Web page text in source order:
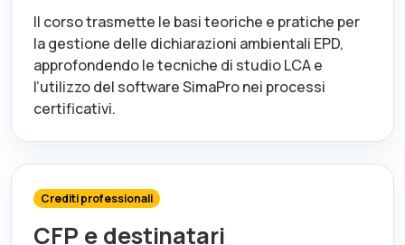
Il corso trasmette le basi teoriche e pratiche per
la gestione delle dichiarazioni ambientali EPD,
approfondendo le tecniche di studio LCA e
l’utilizzo del software SimaPro nei processi
certificativi.
Crediti professionali
CFP e destinatari